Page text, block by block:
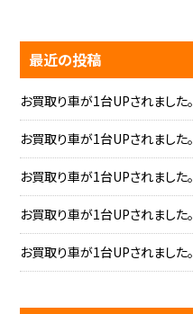
最近の投稿
お買取り車が1台UPされました。
お買取り車が1台UPされました。
お買取り車が1台UPされました。
お買取り車が1台UPされました。
お買取り車が1台UPされました。